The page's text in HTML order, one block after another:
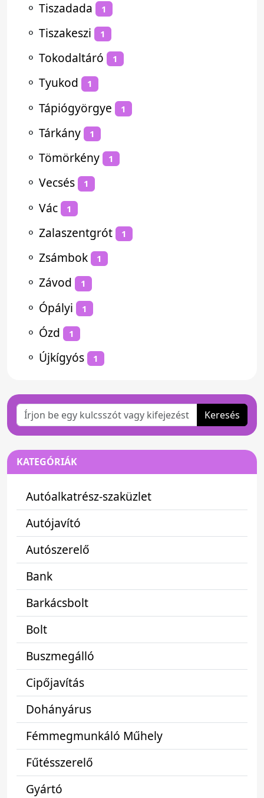
⚬ Tiszadada 1
⚬ Tiszakeszi 1
⚬ Tokodaltáró 1
⚬ Tyukod 1
⚬ Tápiógyörgye 1
⚬ Tárkány 1
⚬ Tömörkény 1
⚬ Vecsés 1
⚬ Vác 1
⚬ Zalaszentgrót 1
⚬ Zsámbok 1
⚬ Závod 1
⚬ Ópályi 1
⚬ Ózd 1
⚬ Újkígyós 1
Keresés
KATEGÓRIÁK
Autóalkatrész-szaküzlet
Autójavító
Autószerelő
Bank
Barkácsbolt
Bolt
Buszmegálló
Cipőjavítás
Dohányárus
Fémmegmunkáló Műhely
Fűtésszerelő
Gyártó